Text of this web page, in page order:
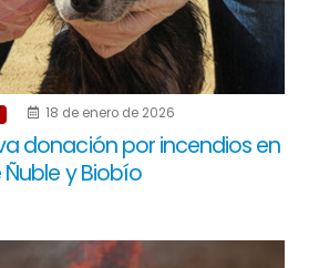
18 de enero de 2026
donación por incendios en
y Biobío